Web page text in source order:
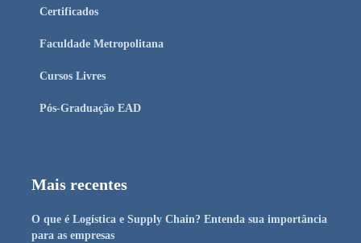
Certificados
Faculdade Metropolitana
Cursos Livres
Pós-Graduação EAD
Mais recentes
O que é Logística e Supply Chain? Entenda sua importância
para as empresas